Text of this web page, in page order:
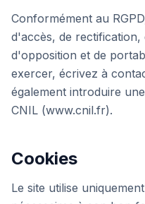
Conformément au
d'accès, de
d'opposition et de
exercer, écrivez à
également introduire
CNIL (www.cnil.fr).
Cookies
Le site utilise